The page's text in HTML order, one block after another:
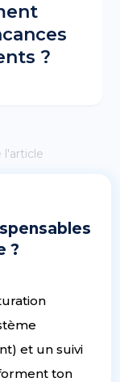
?
l'article
?
et un suivi
ton